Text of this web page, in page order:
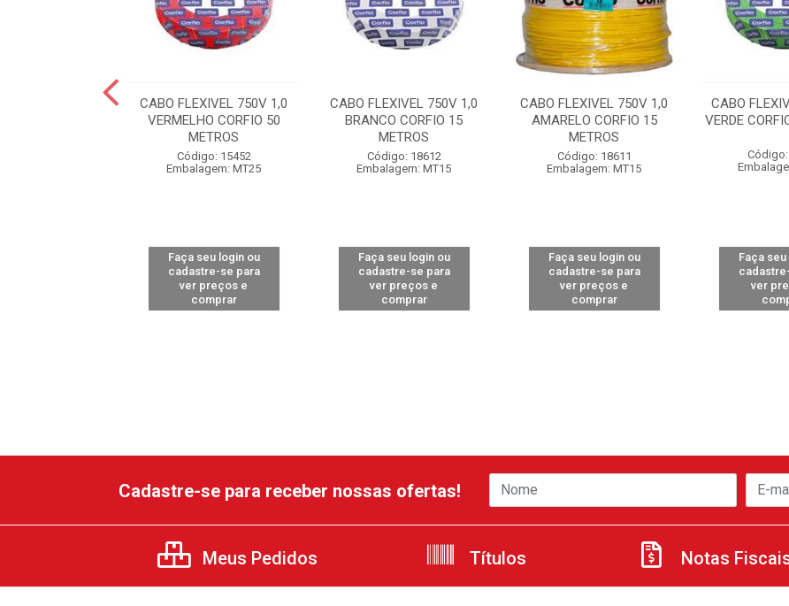
CABO FLEXIVEL 750V 1,0
VERMELHO CORFIO 50
METROS
Código: 15452
Embalagem: MT25
Faça seu login ou
cadastre-se para
ver preços e
comprar
CABO FLEXIVEL 750V 1,0
BRANCO CORFIO 15
METROS
Código: 18612
Embalagem: MT15
Faça seu login ou
cadastre-se para
ver preços e
comprar
CABO FLEXIVEL 750V 1,0
AMARELO CORFIO 15
METROS
Código: 18611
Embalagem: MT15
Faça seu login ou
cadastre-se para
ver preços e
comprar
CABO
VERDE
Faça
ver
Cadastre-se para receber nossas ofertas!
Meus Pedidos Títulos Notas